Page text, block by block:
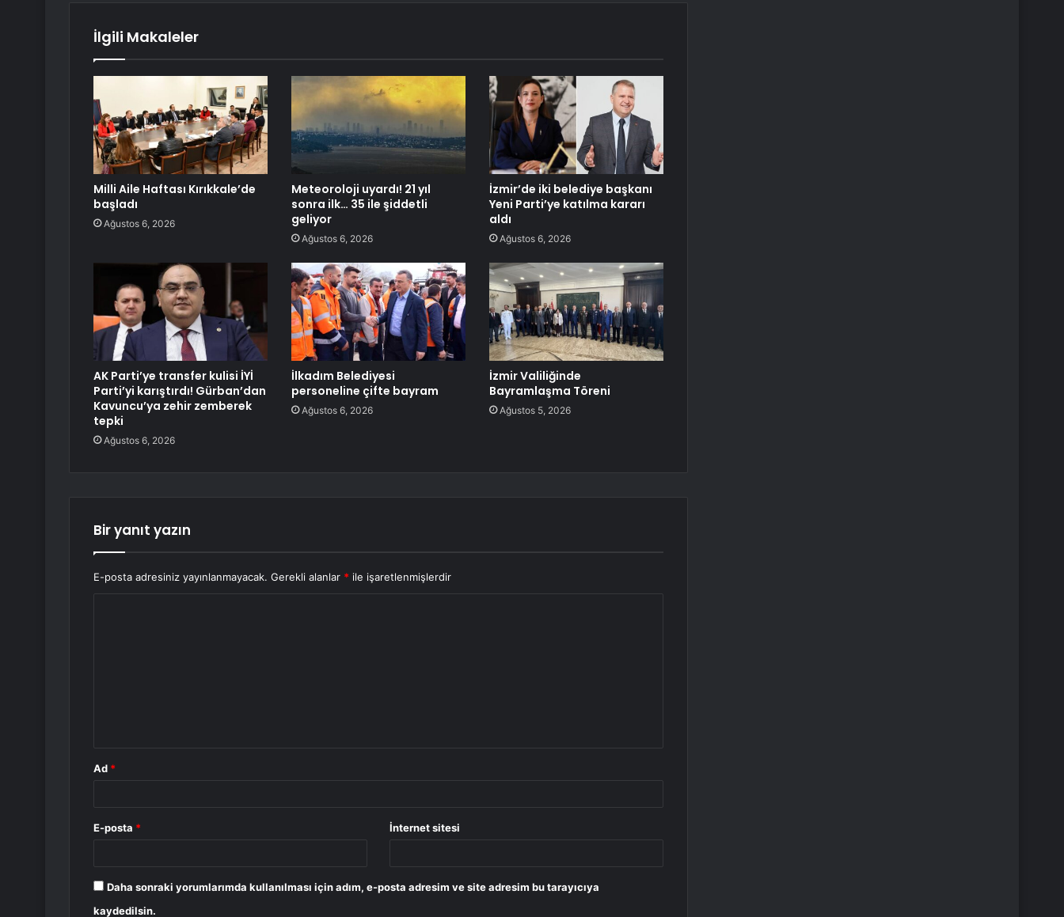
İlgili Makaleler
Milli Aile Haftası Kırıkkale’de
başladı
Ağustos 6, 2026
Meteoroloji uyardı! 21 yıl
sonra ilk… 35 ile şiddetli
geliyor
Ağustos 6, 2026
İzmir’de iki belediye başkanı
Yeni Parti’ye katılma kararı
aldı
Ağustos 6, 2026
AK Parti’ye transfer kulisi İYİ
Parti’yi karıştırdı! Gürban’dan
Kavuncu’ya zehir zemberek
tepki
Ağustos 6, 2026
İlkadım Belediyesi
personeline çifte bayram
Ağustos 6, 2026
İzmir Valiliğinde
Bayramlaşma Töreni
Ağustos 5, 2026
Bir yanıt yazın
E-posta adresiniz yayınlanmayacak. Gerekli alanlar * ile işaretlenmişlerdir
Ad *
E-posta * İnternet sitesi
Daha sonraki yorumlarımda kullanılması için adım, e-posta adresim ve site adresim bu tarayıcıya
kaydedilsin.